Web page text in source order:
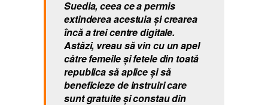
Suedia, ceea ce a permis
extinderea acestuia şi crearea
încă a trei centre digitale.
Astăzi, vreau să vin cu un apel
către femeile şi fetele din toată
republica să aplice şi să
beneficieze de instruiri care
sunt gratuite şi constau din